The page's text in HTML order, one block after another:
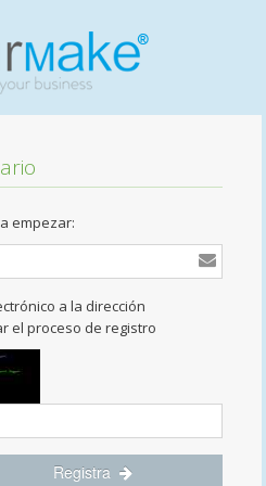
empezar:
a la dirección
el proceso de registro
Registra